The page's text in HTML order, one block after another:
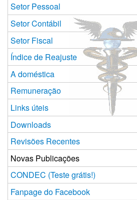
Setor Pessoal
Setor Contábil
Setor Fiscal
Índice de Reajuste
A doméstica
Remuneração
Links úteis
Downloads
Revisões Recentes
Novas Publicações
CONDEC (Teste grátis!)
Fanpage do Facebook